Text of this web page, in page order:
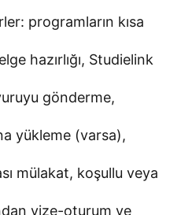
programların kısa
hazırlığı, Studielink
gönderme,
yükleme (varsa),
mülakat, koşullu veya
vize-oturum ve